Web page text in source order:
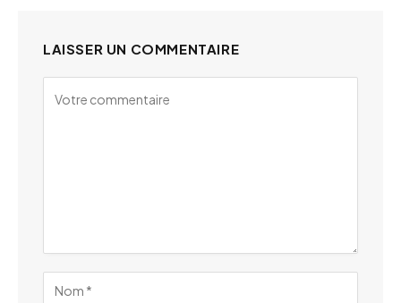
LAISSER UN COMMENTAIRE